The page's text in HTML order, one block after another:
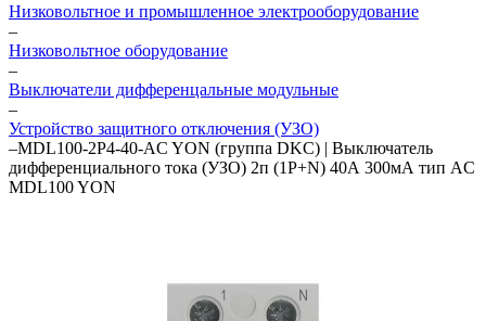
Низковольтное и промышленное электрооборудование
–
Низковольтное оборудование
–
Выключатели дифференцальные модульные
–
Устройство защитного отключения (УЗО)
–MDL100-2P4-40-AC YON (группа DKC) | Выключатель
дифференциального тока (УЗО) 2п (1P+N) 40А 300мА тип AC
MDL100 YON